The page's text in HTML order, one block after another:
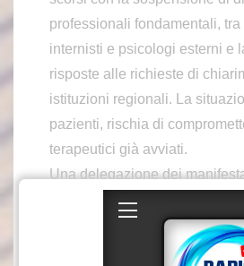
professionali fondamentali,
internisti e psicologi esterni e
risposte alle richieste di
istituzioni regionali. La
pazienti, rischia di
terapeutici già avviati.
Una delegazione dei
ricevuta dal dirigente del
Francesco Lucia, e dalla
procedimento Teresa